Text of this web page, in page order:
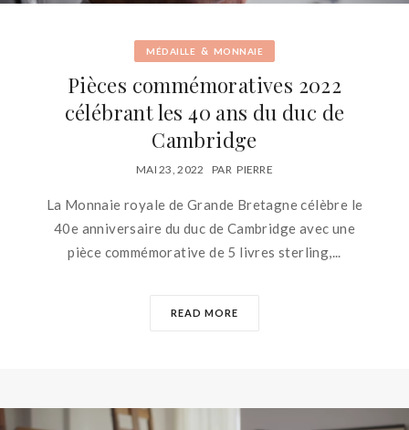
MÉDAILLE & MONNAIE
Pièces commémoratives 2022
célébrant les 40 ans du duc de
Cambridge
MAI 23, 2022 PAR PIERRE
La Monnaie royale de Grande Bretagne célèbre le
40e anniversaire du duc de Cambridge avec une
pièce commémorative de 5 livres sterling,...
READ MORE